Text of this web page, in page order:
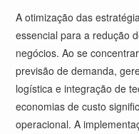
A otimização das
essencial para a redução
negócios. Ao se
previsão de demanda,
logística e integração de
economias de custo
operacional. A